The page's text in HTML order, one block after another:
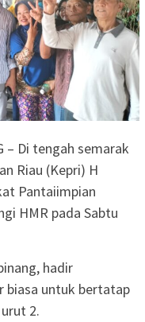
– Di tengah semarak
Riau (Kepri) H
Pantaiimpian
HMR pada Sabtu
hadir
biasa untuk bertatap
2.